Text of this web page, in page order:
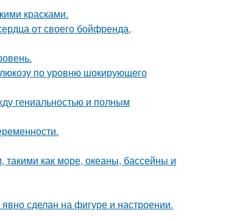
красками.
от своего бойфренда,
по уровню шокирующего
гениальностью и полным
как море, океаны, бассейны и
сделан на фигуре и настроении.